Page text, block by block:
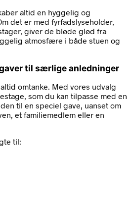
altid en hyggelig og
det er med fyrfadslyseholder,
giver de bløde glød fra
atmosfære i både stuen og
til særlige anledninger
omtanke. Med vores udvalg
som du kan tilpasse med en
til en speciel gave, uanset om
et familiemedlem eller en
til: